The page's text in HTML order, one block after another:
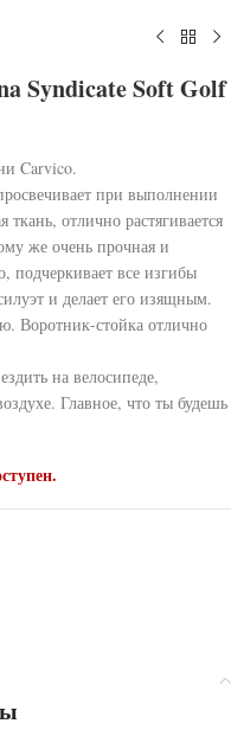
Syndicate Soft Golf
Carvico.
при выполнении
отлично растягивается
же очень прочная и
подчеркивает все изгибы
и делает его изящным.
Воротник-стойка отлично
на велосипеде,
Главное, что ты будешь